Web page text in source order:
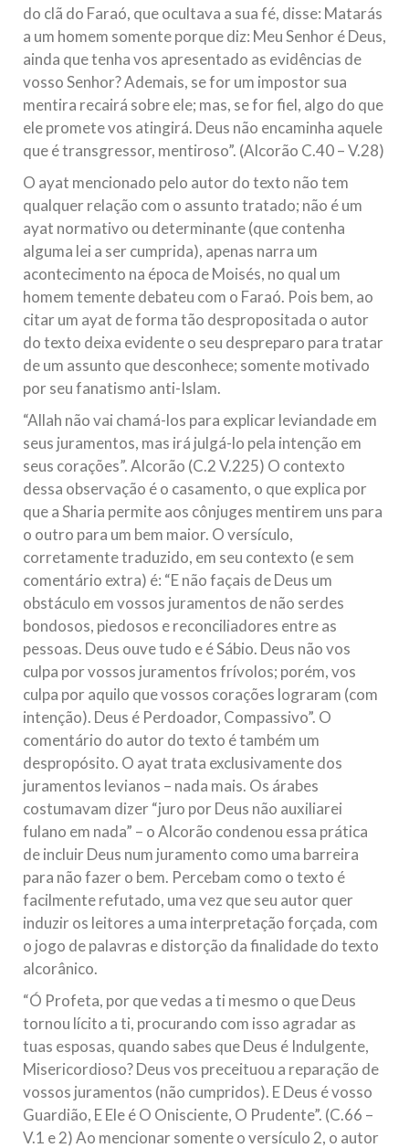
do clã do Faraó, que ocultava a sua fé, disse: Matarás
a um homem somente porque diz: Meu Senhor é Deus,
ainda que tenha vos apresentado as evidências de
vosso Senhor? Ademais, se for um impostor sua
mentira recairá sobre ele; mas, se for fiel, algo do que
ele promete vos atingirá. Deus não encaminha aquele
que é transgressor, mentiroso”. (Alcorão C.40 – V.28)
O ayat mencionado pelo autor do texto não tem
qualquer relação com o assunto tratado; não é um
ayat normativo ou determinante (que contenha
alguma lei a ser cumprida), apenas narra um
acontecimento na época de Moisés, no qual um
homem temente debateu com o Faraó. Pois bem, ao
citar um ayat de forma tão despropositada o autor
do texto deixa evidente o seu despreparo para tratar
de um assunto que desconhece; somente motivado
por seu fanatismo anti-Islam.
“Allah não vai chamá-los para explicar leviandade em
seus juramentos, mas irá julgá-lo pela intenção em
seus corações”. Alcorão (C.2 V.225) O contexto
dessa observação é o casamento, o que explica por
que a Sharia permite aos cônjuges mentirem uns para
o outro para um bem maior. O versículo,
corretamente traduzido, em seu contexto (e sem
comentário extra) é: “E não façais de Deus um
obstáculo em vossos juramentos de não serdes
bondosos, piedosos e reconciliadores entre as
pessoas. Deus ouve tudo e é Sábio. Deus não vos
culpa por vossos juramentos frívolos; porém, vos
culpa por aquilo que vossos corações lograram (com
intenção). Deus é Perdoador, Compassivo”. O
comentário do autor do texto é também um
despropósito. O ayat trata exclusivamente dos
juramentos levianos – nada mais. Os árabes
costumavam dizer “juro por Deus não auxiliarei
fulano em nada” – o Alcorão condenou essa prática
de incluir Deus num juramento como uma barreira
para não fazer o bem. Percebam como o texto é
facilmente refutado, uma vez que seu autor quer
induzir os leitores a uma interpretação forçada, com
o jogo de palavras e distorção da finalidade do texto
alcorânico.
“Ó Profeta, por que vedas a ti mesmo o que Deus
tornou lícito a ti, procurando com isso agradar as
tuas esposas, quando sabes que Deus é Indulgente,
Misericordioso? Deus vos preceituou a reparação de
vossos juramentos (não cumpridos). E Deus é vosso
Guardião, E Ele é O Onisciente, O Prudente”. (C.66 –
V.1 e 2) Ao mencionar somente o versículo 2, o autor